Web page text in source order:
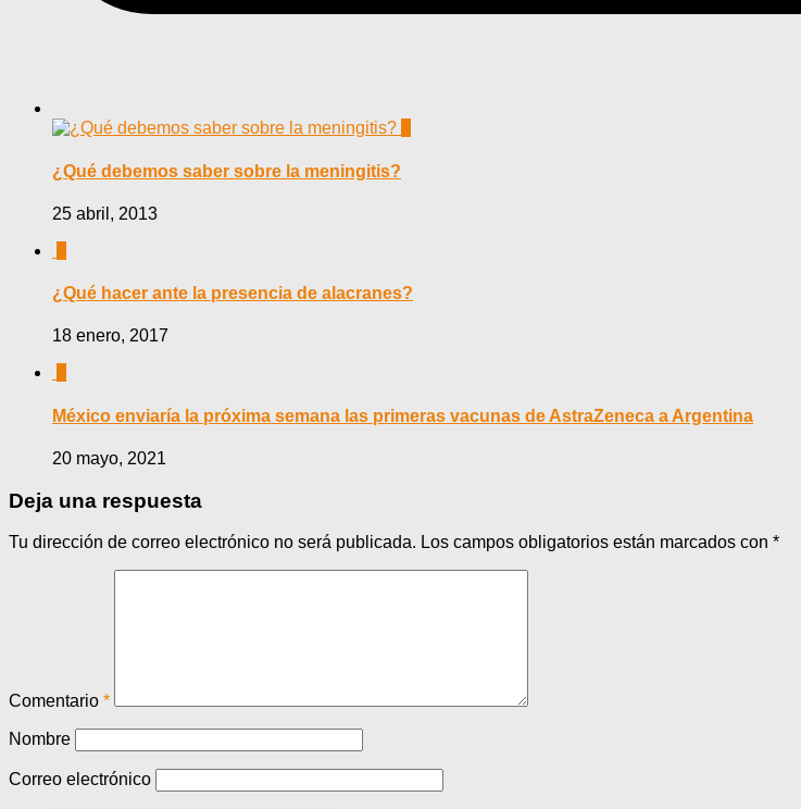
¿Qué debemos saber sobre la meningitis?
25 abril, 2013
¿Qué hacer ante la presencia de alacranes?
18 enero, 2017
México enviaría la próxima semana las primeras vacunas de AstraZeneca a Argentina
20 mayo, 2021
Deja una respuesta
Tu dirección de correo electrónico no será publicada. Los campos obligatorios están marcados con *
Comentario *
Nombre
Correo electrónico